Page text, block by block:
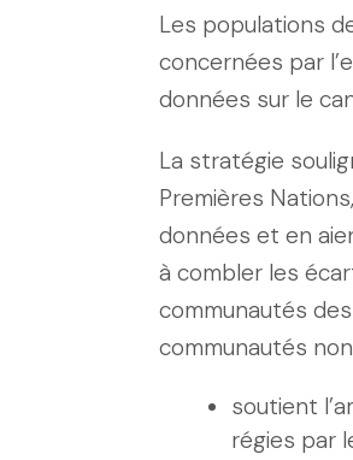
Les populations
concernées par
données sur le
La stratégie
Premières
données et en
à combler les
communautés
communautés
soutient
régies par